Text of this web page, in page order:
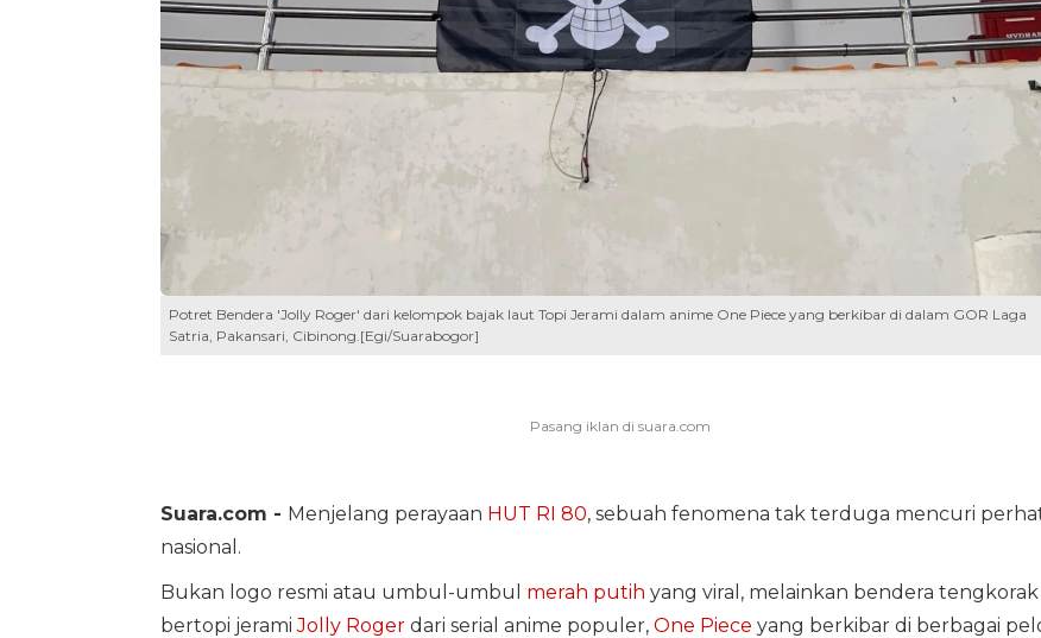
Potret Bendera 'Jolly Roger' dari kelompok bajak laut Topi Jerami dalam anime One Piece yang berkibar di dalam GOR Laga
Satria, Pakansari, Cibinong.[Egi/Suarabogor]
Suara.com - Menjelang perayaan HUT RI 80, sebuah fenomena tak terduga mencuri
nasional.
Bukan logo resmi atau umbul-umbul merah putih yang viral, melainkan bendera tengkorak
bertopi jeramiJolly Rogerdari serial anime populer, One Piece yang berkibar di berbagai